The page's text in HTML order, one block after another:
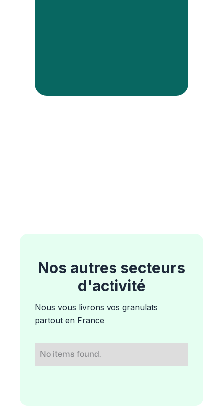
Nos autres secteurs
d'activité
Nous vous livrons vos granulats
partout en France
No items found.